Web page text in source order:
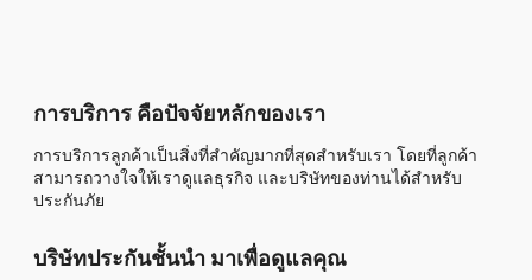
การบริการ คือปัจจัยหลักของเรา
การบริการลูกค้าเป็นสิ่งที่สำคัญมากที่สุดสำหรับเรา โดยที่ลูกค้า
สามารถวางใจให้เราดูแลธุรกิจ และบริษัทของท่านได้สำหรับ
ประกันภัย
บริษัทประกันชั้นนำ มาเพื่อดูแลคุณ